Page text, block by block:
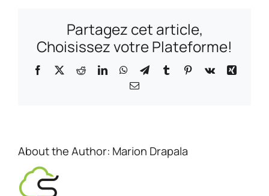
Partagez cet article,
Choisissez votre Plateforme!
Facebook
X RedditLinkedInWhatsApp
TelegramTumblrPinterest
Vk
Xing
Email
About the Author: Marion Drapala